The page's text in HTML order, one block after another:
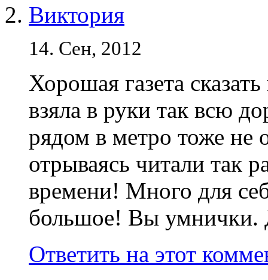
Виктория
14. Сен, 2012
Хорошая газета
взяла в руки так всю
рядом в метро тоже
отрываясь читали так
времени! Много для
большое! Вы умнички.
Ответить на этот